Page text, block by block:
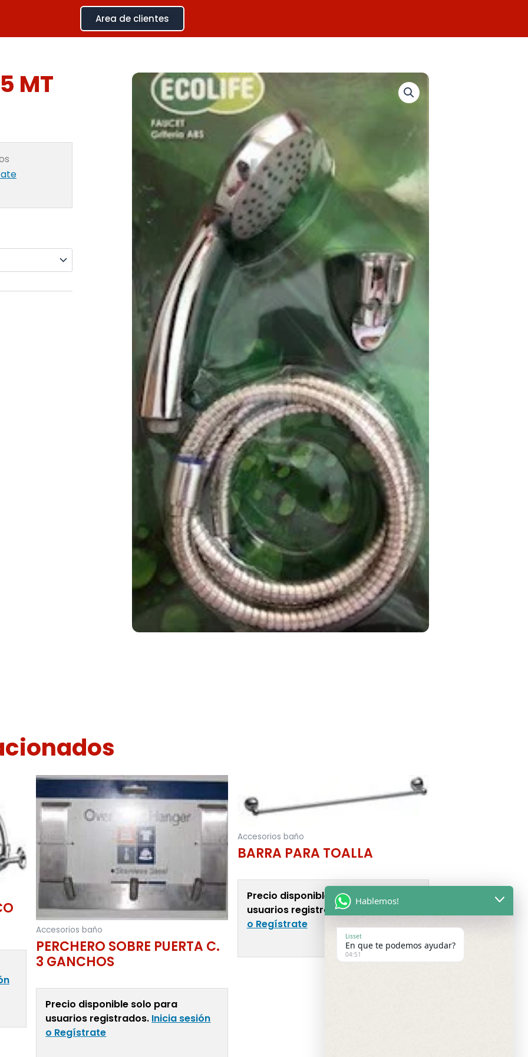
Area de clientes
MT
Accesorios baño
PERCHERO SOBRE PUERTA C.
3 GANCHOS
Precio disponible solo para
usuarios registrados. Inicia sesión
o Regístrate
Accesorios baño
BARRA PARA TOALLA
Precio disponible solo para
usuarios registrados.
o Regístrate
Hablemos!
Lisset
En que te podemos ayudar?
04:51